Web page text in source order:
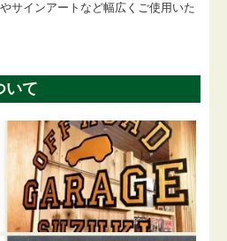
サインアートなど幅広くご使用いた
いて